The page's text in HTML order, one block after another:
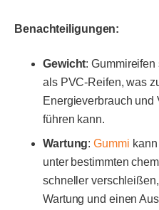
Benachteiligungen:
Gewicht:
als PVC-Reifen, was
Energieverbrauch und
führen kann.
Wartung:Gummi
unter bestimmten
schneller
Wartung und einen